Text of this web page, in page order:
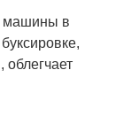
машины в
облегчает